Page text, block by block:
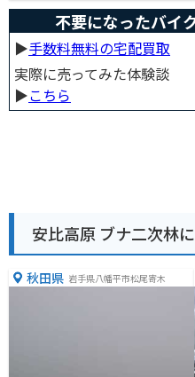
不要になったバイ
▶︎手数料無料の宅配買取
実際に売ってみた体験談
▶︎こちら
安比高原 ブナ二次林
秋田県 岩手県八幡平市松尾寄木